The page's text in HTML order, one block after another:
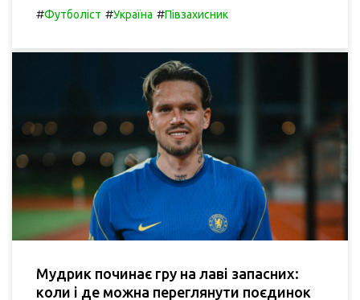
#Футболіст #Україна #Півзахисник
Мудрик починає гру на лаві запасних:
коли і де можна переглянути поєдинок